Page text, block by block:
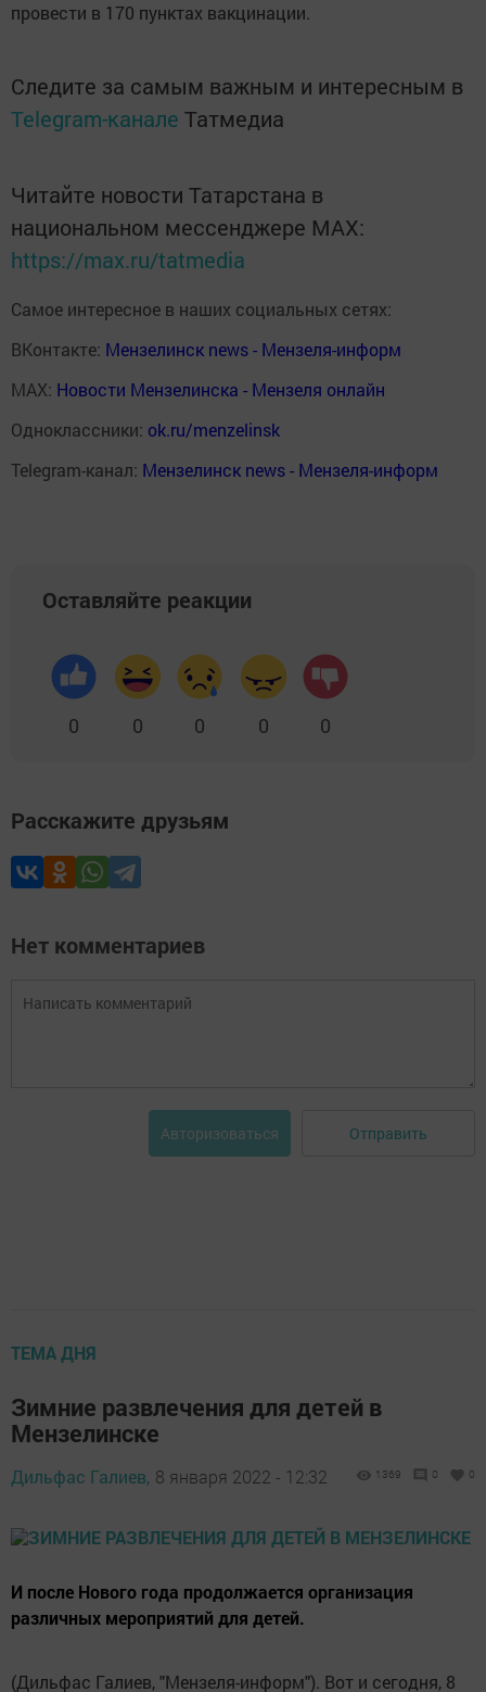
провести в 170 пунктах вакцинации.
Следите за самым важным и интересным в
Telegram-канале Татмедиа
Читайте новости Татарстана в
национальном мессенджере MАХ:
https://max.ru/tatmedia
Самое интересное в наших социальных сетях:
ВКонтакте: Мензелинск news - Мензеля-информ
MAX: Новости Мензелинска - Мензеля онлайн
Одноклассники: ok.ru/menzelinsk
Telegram-канал: Мензелинск news - Мензеля-информ
Оставляйте реакции
0 0 0 0 0
Расскажите друзьям
Нет комментариев
Авторизоваться Отправить
ТЕМА ДНЯ
Зимние развлечения для детей в
Мензелинске
Дильфас Галиев, 8 января 2022 - 12:32 1369 0 0
И после Нового года продолжается организация
различных мероприятий для детей.
(Дильфас Галиев, "Мензеля-информ"). Вот и сегодня, 8